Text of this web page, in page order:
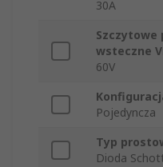
30A
Szczytowe
wsteczne
60V
Pojedyncza
Typ
Dioda